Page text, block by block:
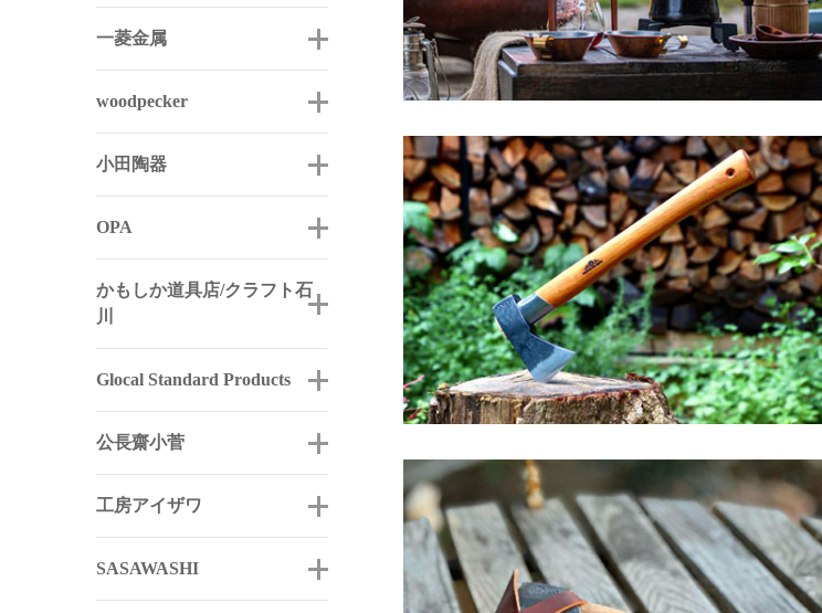
一菱金属
woodpecker
小田陶器
OPA
かもしか道具店/クラフト石
川
Glocal Standard Products
公長齋小菅
工房アイザワ
SASAWASHI